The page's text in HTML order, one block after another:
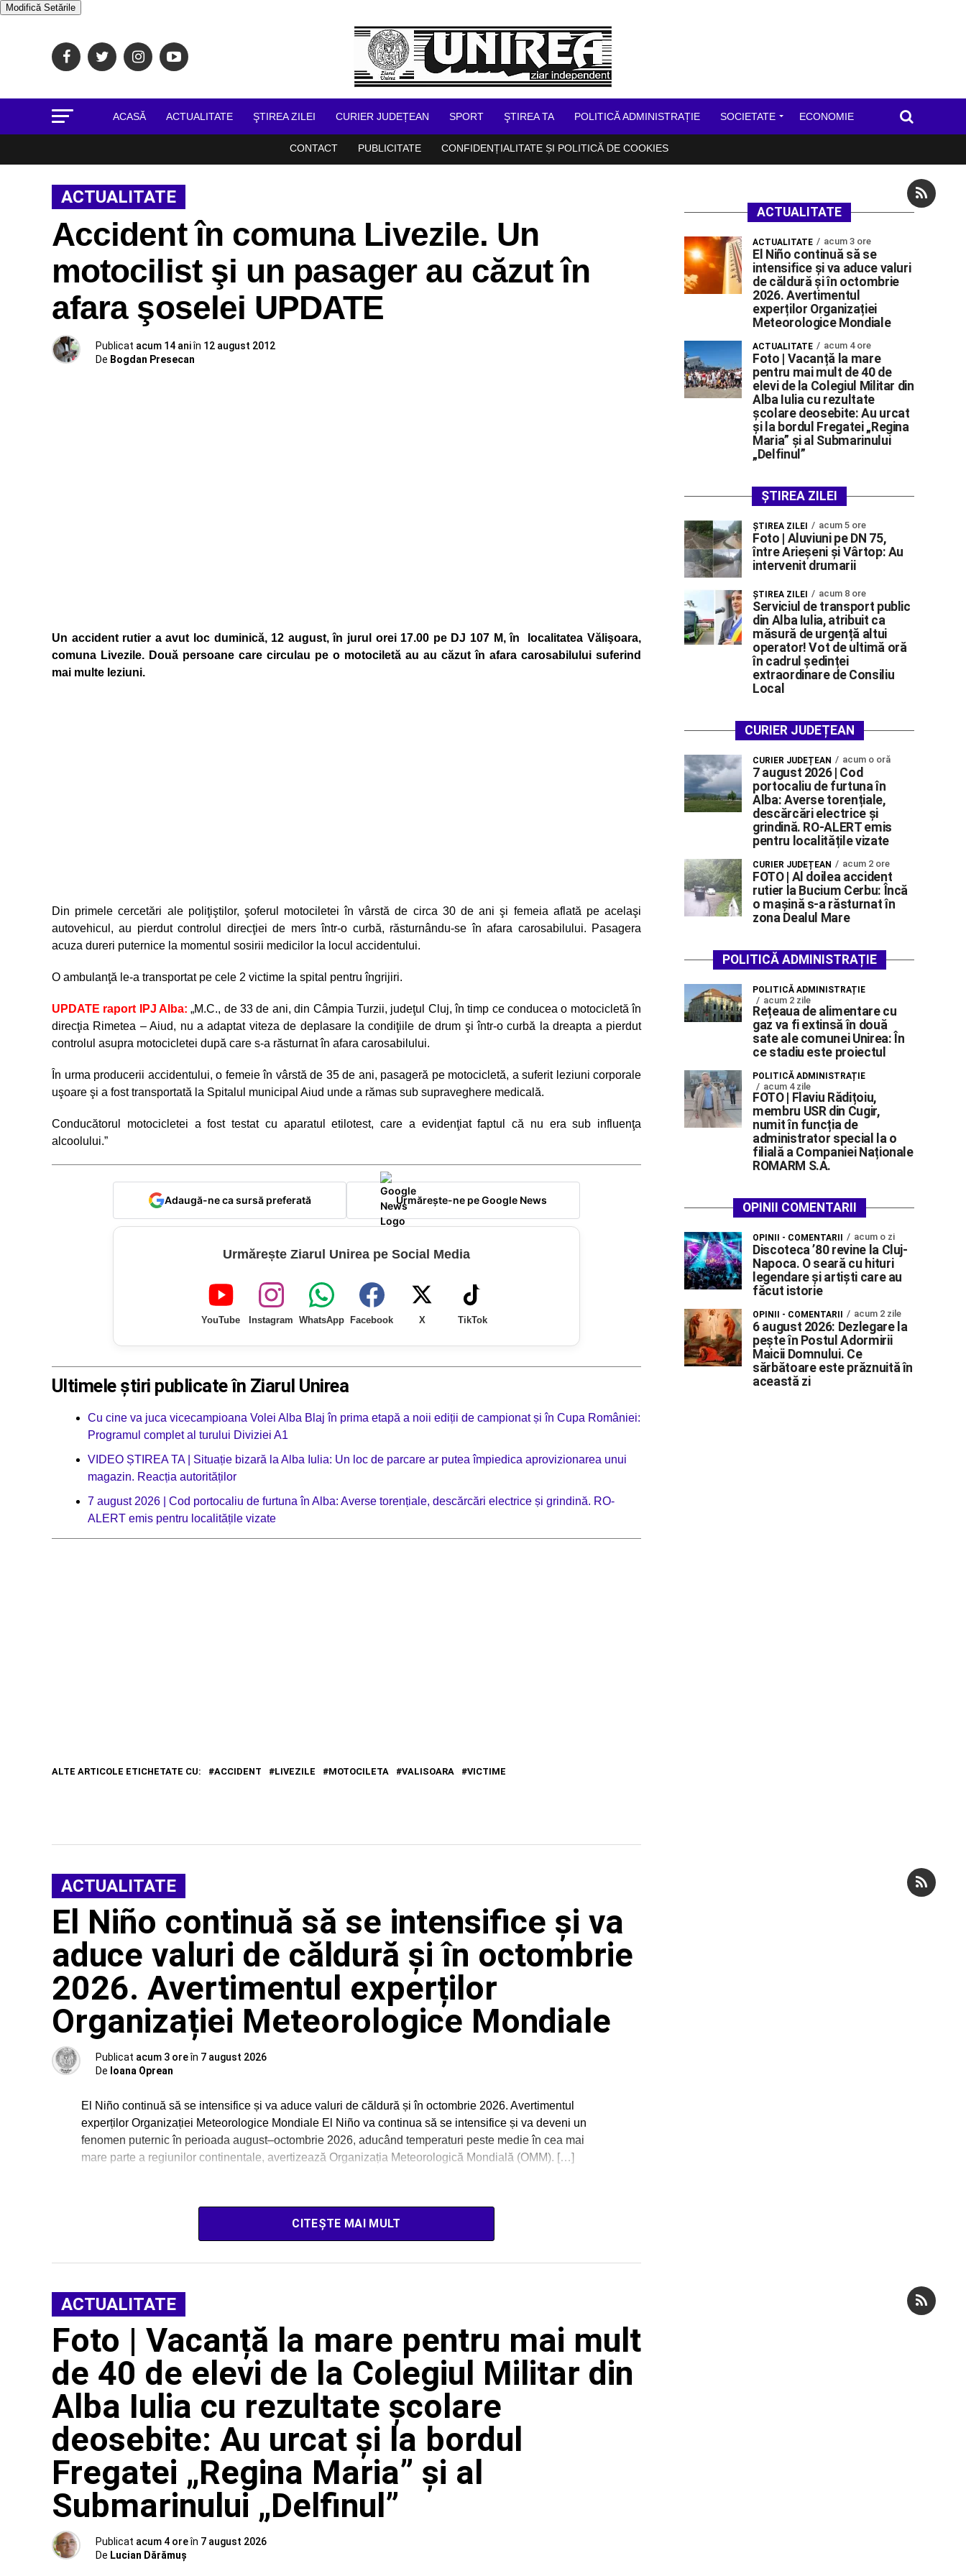
Modifică Setările
ACASĂ ACTUALITATE ŞTIREA ZILEI CURIER JUDEȚEAN SPORT ŞTIREA TA POLITICĂ ADMINISTRAȚIE SOCIETATE ECONOMIE
CONTACT PUBLICITATE CONFIDENȚIALITATE ȘI POLITICĂ DE COOKIES
ACTUALITATE
Accident în comuna Livezile. Un
motocilist şi un pasager au căzut în
afara şoselei UPDATE
Publicat acum 14 aniîn 12 august 2012
De Bogdan Presecan
Un accident rutier a avut loc duminică, 12 august, în jurul orei 17.00 pe DJ 107 M, în localitatea Vălişoara,
comuna Livezile. Două persoane care circulau pe o motociletă au au căzut în afara carosabilului suferind
mai multe leziuni.
Din primele cercetări ale poliţiştilor, şoferul motociletei în vârstă de circa 30 de ani şi femeia aflată pe acelaşi
autovehicul, au pierdut controlul direcţiei de mers într-o curbă, răsturnându-se în afara carosabilului. Pasagera
acuza dureri puternice la momentul sosirii medicilor la locul accidentului.
O ambulanţă le-a transportat pe cele 2 victime la spital pentru îngrijiri.
UPDATE raport IPJ Alba: „M.C., de 33 de ani, din Câmpia Turzii, judeţul Cluj, în timp ce conducea o motocicletă în
direcţia Rimetea – Aiud, nu a adaptat viteza de deplasare la condiţiile de drum şi într-o curbă la dreapta a pierdut
controlul asupra motocicletei după care s-a răsturnat în afara carosabilului.
În urma producerii accidentului, o femeie în vârstă de 35 de ani, pasageră pe motocicletă, a suferit leziuni corporale
uşoare şi a fost transportată la Spitalul municipal Aiud unde a rămas sub supraveghere medicală.
Conducătorul motocicletei a fost testat cu aparatul etilotest, care a evidenţiat faptul că nu era sub influenţa
alcoolului.”
Adaugă-ne ca sursă preferată Urmărește-ne pe Google News
Urmărește Ziarul Unirea pe Social Media
YouTube Instagram WhatsApp Facebook X TikTok
Ultimele știri publicate în Ziarul Unirea
Cu cine va juca vicecampioana Volei Alba Blaj în prima etapă a noii ediții de campionat și în Cupa României:
Programul complet al turului Diviziei A1
VIDEO ȘTIREA TA | Situație bizară la Alba Iulia: Un loc de parcare ar putea împiedica aprovizionarea unui
magazin. Reacția autorităților
7 august 2026 | Cod portocaliu de furtuna în Alba: Averse torențiale, descărcări electrice și grindină. RO-
ALERT emis pentru localitățile vizate
ALTE ARTICOLE ETICHETATE CU: ACCIDENT LIVEZILE MOTOCILETA VALISOARA VICTIME
ACTUALITATE
El Niño continuă să se intensifice și va
aduce valuri de căldură și în octombrie
2026. Avertimentul experților
Organizației Meteorologice Mondiale
Publicat acum 3 oreîn 7 august 2026
De Ioana Oprean
El Niño continuă să se intensifice și va aduce valuri de căldură și în octombrie 2026. Avertimentul
experților Organizației Meteorologice Mondiale El Niño va continua să se intensifice și va deveni un
fenomen puternic în perioada august–octombrie 2026, aducând temperaturi peste medie în cea mai
mare parte a regiunilor continentale, avertizează Organizația Meteorologică Mondială (OMM). […]
CITEȘTE MAI MULT
ACTUALITATE
Foto | Vacanță la mare pentru mai mult
de 40 de elevi de la Colegiul Militar din
Alba Iulia cu rezultate școlare
deosebite: Au urcat și la bordul
Fregatei „Regina Maria” și al
Submarinului „Delfinul”
Publicat acum 4 oreîn 7 august 2026
De Lucian Dărămuș
ACTUALITATE
ACTUALITATE acum 3 ore
El Niño continuă să se
intensifice și va aduce valuri
de căldură și în octombrie
2026. Avertimentul
experților Organizației
Meteorologice Mondiale
ACTUALITATE acum 4 ore
Foto | Vacanță la mare
pentru mai mult de 40 de
elevi de la Colegiul Militar din
Alba Iulia cu rezultate
școlare deosebite: Au urcat
și la bordul Fregatei „Regina
Maria” și al Submarinului
„Delfinul”
ȘTIREA ZILEI
ŞTIREA ZILEI acum 5 ore
Foto | Aluviuni pe DN 75,
între Arieșeni și Vârtop: Au
intervenit drumarii
ŞTIREA ZILEI acum 8 ore
Serviciul de transport public
din Alba Iulia, atribuit ca
măsură de urgență altui
operator! Vot de ultimă oră
în cadrul ședinței
extraordinare de Consiliu
Local
CURIER JUDEȚEAN
CURIER JUDEȚEAN acum o oră
7 august 2026 | Cod
portocaliu de furtuna în
Alba: Averse torențiale,
descărcări electrice și
grindină. RO-ALERT emis
pentru localitățile vizate
CURIER JUDEȚEAN acum 2 ore
FOTO | Al doilea accident
rutier la Bucium Cerbu: Încă
o mașină s-a răsturnat în
zona Dealul Mare
POLITICĂ ADMINISTRAȚIE
POLITICĂ ADMINISTRAȚIE
acum 2 zile
Rețeaua de alimentare cu
gaz va fi extinsă în două
sate ale comunei Unirea: În
ce stadiu este proiectul
POLITICĂ ADMINISTRAȚIE
acum 4 zile
FOTO | Flaviu Rădițoiu,
membru USR din Cugir,
numit în funcția de
administrator special la o
filială a Companiei Naționale
ROMARM S.A.
OPINII COMENTARII
OPINII - COMENTARII acum o zi
Discoteca ’80 revine la Cluj-
Napoca. O seară cu hituri
legendare și artiști care au
făcut istorie
OPINII - COMENTARII acum 2 zile
6 august 2026: Dezlegare la
pește în Postul Adormirii
Maicii Domnului. Ce
sărbătoare este prăznuită în
această zi